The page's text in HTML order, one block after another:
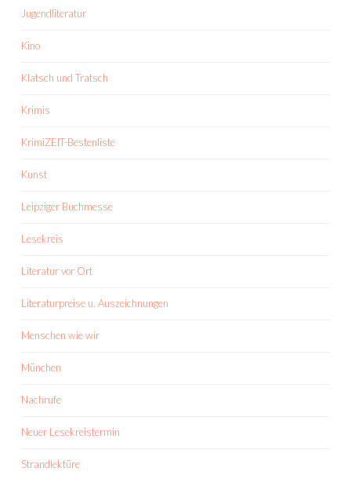
Jugendliteratur
Kino
Klatsch und Tratsch
Krimis
KrimiZEIT-Bestenliste
Kunst
Leipziger Buchmesse
Lesekreis
Literatur vor Ort
Literaturpreise u. Auszeichnungen
Menschen wie wir
München
Nachrufe
Neuer Lesekreistermin
Strandlektüre